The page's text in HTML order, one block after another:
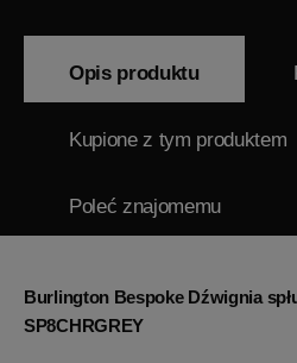
Opis produktu
Kupione z tym produktem
Poleć znajomemu
Burlington Bespoke Dźwignia
SP8CHRGREY